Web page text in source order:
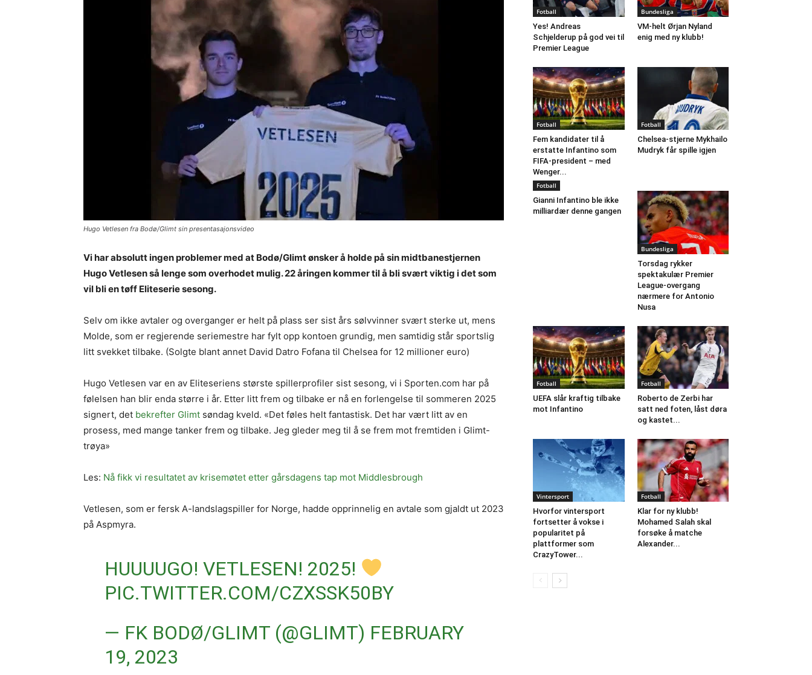
Hugo Vetlesen fra Bodø/Glimt sin presentasajonsvideo
Vi har absolutt ingen problemer med at Bodø/Glimt ønsker å holde på sin midtbanestjernen
Hugo Vetlesen så lenge som overhodet mulig. 22 åringen kommer til å bli svært viktig i det som
vil bli en tøff Eliteserie sesong.
Selv om ikke avtaler og overganger er helt på plass ser sist års sølvvinner svært sterke ut, mens
Molde, som er regjerende seriemestre har fylt opp kontoen grundig, men samtidig står sportslig
litt svekket tilbake. (Solgte blant annet David Datro Fofana til Chelsea for 12 millioner euro)
Hugo Vetlesen var en av Eliteseriens største spillerprofiler sist sesong, vi i Sporten.com har på
følelsen han blir enda større i år. Etter litt frem og tilbake er nå en forlengelse til sommeren 2025
signert, det bekrefter Glimt søndag kveld. «Det føles helt fantastisk. Det har vært litt av en
prosess, med mange tanker frem og tilbake. Jeg gleder meg til å se frem mot fremtiden i Glimt-
trøya»
Les: Nå fikk vi resultatet av krisemøtet etter gårsdagens tap mot Middlesbrough
Vetlesen, som er fersk A-landslagspiller for Norge, hadde opprinnelig en avtale som gjaldt ut 2023
på Aspmyra.
HUUUUGO! VETLESEN! 2025!
PIC.TWITTER.COM/CZXSSK50BY
— FK BODØ/GLIMT (@GLIMT) FEBRUARY
19, 2023
Fotball
Yes! Andreas
Schjelderup på god vei til
Premier League
Bundesliga
VM-helt Ørjan Nyland
enig med ny klubb!
Fotball
Fem kandidater til å
erstatte Infantino som
FIFA-president – med
Wenger...
Fotball
Chelsea-stjerne Mykhailo
Mudryk får spille igjen
Fotball
Gianni Infantino ble ikke
milliardær denne gangen
Bundesliga
Torsdag rykker
spektakulær Premier
League-overgang
nærmere for Antonio
Nusa
Fotball
UEFA slår kraftig tilbake
mot Infantino
Fotball
Roberto de Zerbi har
satt ned foten, låst døra
og kastet...
Vintersport
Hvorfor vintersport
fortsetter å vokse i
popularitet på
plattformer som
CrazyTower...
Fotball
Klar for ny klubb!
Mohamed Salah skal
forsøke å matche
Alexander...